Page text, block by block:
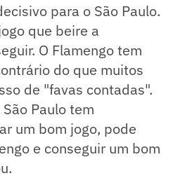
para o São Paulo.
que beire a
O Flamengo tem
do que muitos
de "favas contadas".
Paulo tem
um bom jogo, pode
e conseguir um bom